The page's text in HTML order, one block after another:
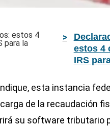
estos 4
IRS
esta instancia
de la recaudación
su software tributario